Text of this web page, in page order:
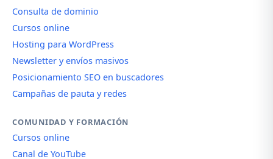
Consulta de dominio
Cursos online
Hosting para WordPress
Newsletter y envíos masivos
Posicionamiento SEO en buscadores
Campañas de pauta y redes
COMUNIDAD Y FORMACIÓN
Cursos online
Canal de YouTube